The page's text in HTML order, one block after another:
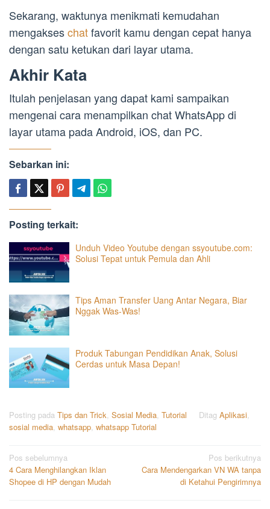
Sekarang, waktunya menikmati kemudahan
mengakseschatfavorit kamu dengan cepat hanya
dengan satu ketukan dari layar utama.
Akhir Kata
Itulah penjelasan yang dapat kami sampaikan
mengenai cara menampilkan chat WhatsApp di
layar utama pada Android, iOS, dan PC.
Sebarkan ini:
Posting terkait:
Unduh Video Youtube dengan ssyoutube.com:
Solusi Tepat untuk Pemula dan Ahli
Tips Aman Transfer Uang Antar Negara, Biar
Nggak Was-Was!
Produk Tabungan Pendidikan Anak, Solusi
Cerdas untuk Masa Depan!
Posting pada Tips dan Trick, Sosial Media, Tutorial Ditag Aplikasi,
sosial media, whatsapp, whatsapp Tutorial
Navigasi
pos
Pos sebelumnya
4 Cara Menghilangkan Iklan
Shopee di HP dengan Mudah
Pos berikutnya
Cara Mendengarkan VN WA tanpa
di Ketahui Pengirimnya